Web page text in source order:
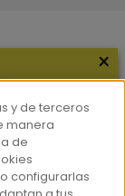
×
y de terceros
manera
de
configurarlas